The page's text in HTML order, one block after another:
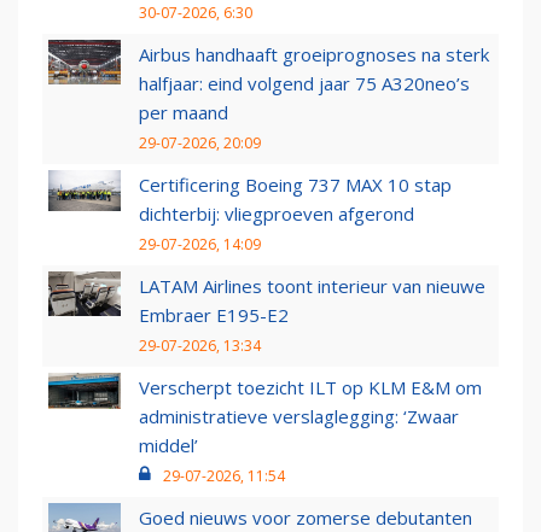
30-07-2026, 6:30
Airbus handhaaft groeiprognoses na sterk
halfjaar: eind volgend jaar 75 A320neo’s
per maand
29-07-2026, 20:09
Certificering Boeing 737 MAX 10 stap
dichterbij: vliegproeven afgerond
29-07-2026, 14:09
LATAM Airlines toont interieur van nieuwe
Embraer E195-E2
29-07-2026, 13:34
Verscherpt toezicht ILT op KLM E&M om
administratieve verslaglegging: ‘Zwaar
middel’
29-07-2026, 11:54
Goed nieuws voor zomerse debutanten